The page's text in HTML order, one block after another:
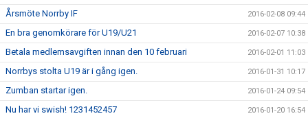
Årsmöte Norrby IF 2016-02-08 09:44
En bra genomkörare för U19/U21 2016-02-07 10:38
Betala medlemsavgiften innan den 10 februari 2016-02-01 11:03
Norrbys stolta U19 är i gång igen. 2016-01-31 10:17
Zumban startar igen. 2016-01-24 09:54
Nu har vi swish! 1231452457 2016-01-20 16:54